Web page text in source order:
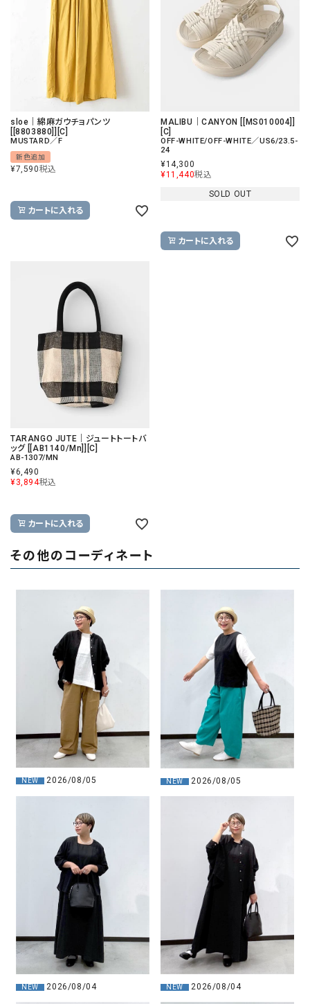
sloe｜綿麻ガウチョパンツ
[[8803880]][C]
MUSTARD／F
新色追加
¥7,590税込
カートに入れる
MALIBU｜CANYON [[MS010004]]
[C]
OFF-WHITE/OFF-WHITE／US6/23.5-
24
¥14,300
¥11,440税込
SOLD OUT
カートに入れる
TARANGO JUTE｜ジュートトートバ
ッグ [[AB1140/Mn]][C]
AB-1307/MN
¥6,490
¥3,894税込
カートに入れる
その他のコーディネート
NEW 2026/08/05 NEW 2026/08/05
NEW 2026/08/04 NEW 2026/08/04